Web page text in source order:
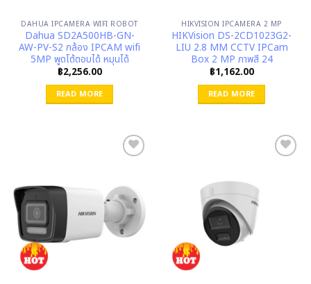
DAHUA IPCAMERA WIFI ROBOT
Dahua SD2A500HB-GN-
AW-PV-S2 กล้อง IPCAM wifi
5MP พูดโต้ตอบได้ หมุนได้
฿2,256.00
READ MORE
HIKVISION IPCAMERA 2 MP
HIKVision DS-2CD1023G2-
LIU 2.8 MM CCTV IPCam
Box 2 MP ภาพสี 24
฿1,162.00
READ MORE